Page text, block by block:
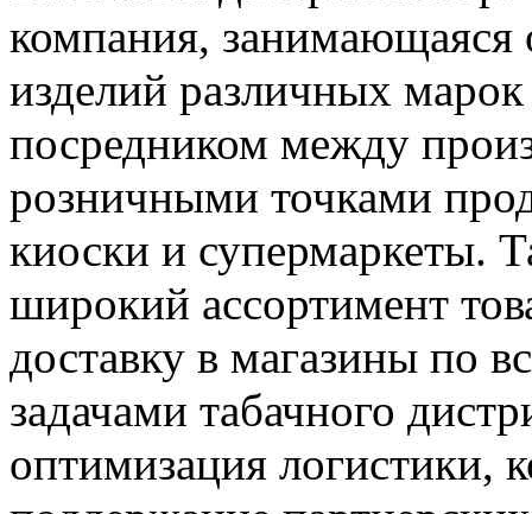
компания, занимающаяся
изделий различных
посредником между
розничными точками
киоски и супермаркеты.
широкий ассортимент
доставку в магазины по
задачами табачного
оптимизация логистики,